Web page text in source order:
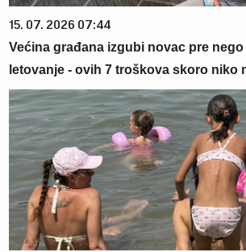
15. 07. 2026 07:44
Većina građana izgubi novac pre
letovanje - ovih 7 troškova skoro niko